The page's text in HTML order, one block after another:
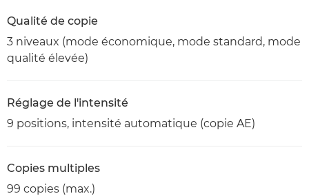
Qualité de copie
3 niveaux (mode économique, mode standard, mode
qualité élevée)
Réglage de l'intensité
9 positions, intensité automatique (copie AE)
Copies multiples
99 copies (max.)